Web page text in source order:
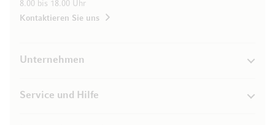
8.00 bis 18.00 Uhr
Kontaktieren Sie uns
Unternehmen
Service und Hilfe